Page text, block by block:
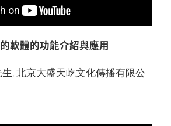
軟體的功能介紹與應用
, 北京大盛天屹文化傳播有限公